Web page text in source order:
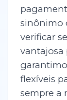
sinônimo
verificar
vantajosa
flexíveis
sempre a